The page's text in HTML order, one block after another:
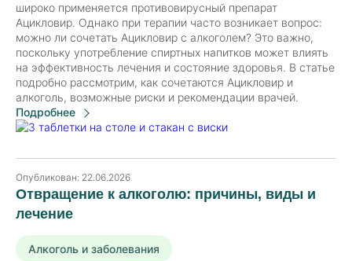
широко применяется противовирусный препарат
Ацикловир. Однако при терапии часто возникает вопрос:
можно ли сочетать Ацикловир с алкоголем? Это важно,
поскольку употребление спиртных напитков может влиять
на эффективность лечения и состояние здоровья. В статье
подробно рассмотрим, как сочетаются Ацикловир и
алкоголь, возможные риски и рекомендации врачей.
Подробнее
Отвращение к алкоголю: причины, виды и
лечение
Опубликован: 22.06.2026
Алкоголь и заболевания